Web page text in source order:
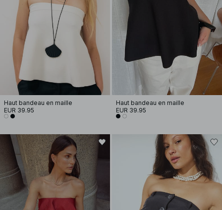
Haut bandeau en maille
EUR 39.95
Haut bandeau en maille
EUR 39.95